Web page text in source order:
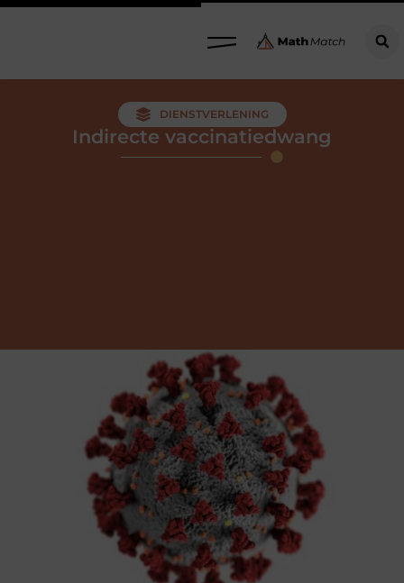
DIENSTVERLENING
Indirecte vaccinatiedwang